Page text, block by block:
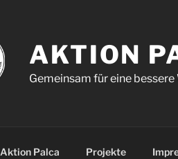
AKTION
Gemeinsam für eine bessere
Aktion Palca Projekte